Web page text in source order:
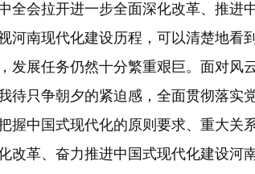
全会拉开进一步全面深化改革、推
河南现代化建设历程，可以清楚地
发展任务仍然十分繁重艰巨。面对
待只争朝夕的紧迫感，全面贯彻落
握中国式现代化的原则要求、重大
革、奋力推进中国式现代化建设河南